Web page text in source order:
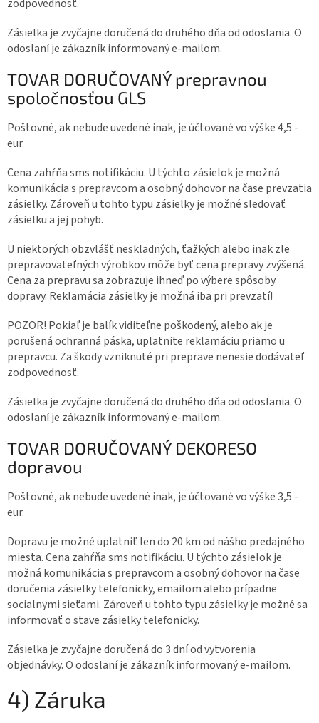
zodpovednosť.
Zásielka je zvyčajne doručená do druhého dňa od odoslania. O
odoslaní je zákazník informovaný e-mailom.
TOVAR DORUČOVANÝ prepravnou
spoločnosťou GLS
Poštovné, ak nebude uvedené inak, je účtované vo výške 4,5 -
eur.
Cena zahŕňa sms notifikáciu. U týchto zásielok je možná
komunikácia s prepravcom a osobný dohovor na čase prevzatia
zásielky. Zároveň u tohto typu zásielky je možné sledovať
zásielku a jej pohyb.
U niektorých obzvlášť neskladných, ťažkých alebo inak zle
prepravovateľných výrobkov môže byť cena prepravy zvýšená.
Cena za prepravu sa zobrazuje ihneď po výbere spôsoby
dopravy. Reklamácia zásielky je možná iba pri prevzatí!
POZOR! Pokiaľ je balík viditeľne poškodený, alebo ak je
porušená ochranná páska, uplatnite reklamáciu priamo u
prepravcu. Za škody vzniknuté pri preprave nenesie dodávateľ
zodpovednosť.
Zásielka je zvyčajne doručená do druhého dňa od odoslania. O
odoslaní je zákazník informovaný e-mailom.
TOVAR DORUČOVANÝ DEKORESO
dopravou
Poštovné, ak nebude uvedené inak, je účtované vo výške 3,5 -
eur.
Dopravu je možné uplatniť len do 20 km od nášho predajného
miesta. Cena zahŕňa sms notifikáciu. U týchto zásielok je
možná komunikácia s prepravcom a osobný dohovor na čase
doručenia zásielky telefonicky, emailom alebo prípadne
socialnymi sieťami. Zároveň u tohto typu zásielky je možné sa
informovať o stave zásielky telefonicky.
Zásielka je zvyčajne doručená do 3 dní od vytvorenia
objednávky. O odoslaní je zákazník informovaný e-mailom.
4) Záruka